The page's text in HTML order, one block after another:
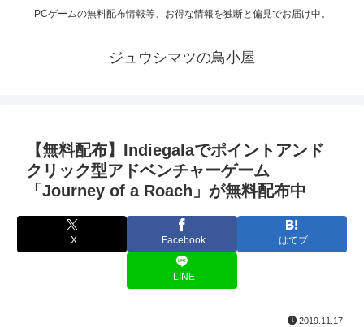
PCゲームの無料配布情報等、お得な情報を独断と偏見でお届け中。
ジュウシマツの鳥小屋
【無料配布】Indiegalaでポイントアンド
クリック型アドベンチャーゲーム
「Journey of a Roach」が無料配布中
X Facebook はてブ
LINE
2019.11.17